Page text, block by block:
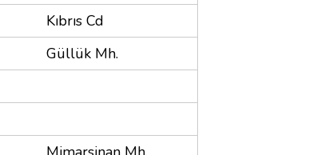
Kıbrıs Cd
Güllük Mh.